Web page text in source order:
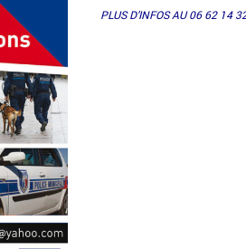
PLUS D’INFOS AU 06 62 14